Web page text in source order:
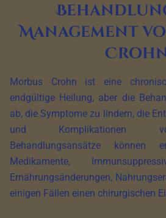
Management
Morbus Crohn ist eine
endgültige Heilung, aber die
ab, die Symptome zu lindern, die
und Komplikationen
Behandlungsansätze können
Medikamente,
Ernährungsänderungen,
einigen Fällen einen chirurgischen